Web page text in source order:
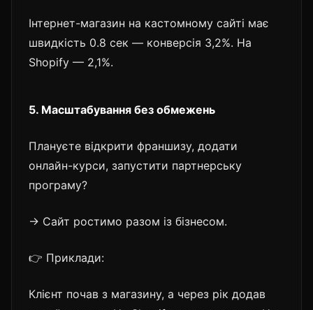
Інтернет-магазин на кастомному сайті має
швидкість 0.8 сек — конверсія 3,2%. На
Shopify — 2,1%.
5. Масштабування без обмежень
Плануєте відкрити франшизу, додати
онлайн-курси, запустити партнерську
програму?
→ Сайт ростимо разом із бізнесом.
👉 Приклади:
Клієнт почав з магазину, а через рік додав